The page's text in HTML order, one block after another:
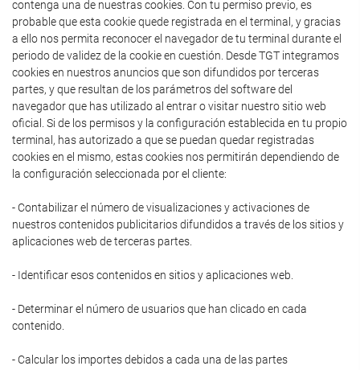
contenga una de nuestras cookies. Con tu permiso previo, es
probable que esta cookie quede registrada en el terminal, y gracias
a ello nos permita reconocer el navegador de tu terminal durante el
periodo de validez de la cookie en cuestión. Desde TGT integramos
cookies en nuestros anuncios que son difundidos por terceras
partes, y que resultan de los parámetros del software del
navegador que has utilizado al entrar o visitar nuestro sitio web
oficial. Si de los permisos y la configuración establecida en tu propio
terminal, has autorizado a que se puedan quedar registradas
cookies en el mismo, estas cookies nos permitirán dependiendo de
la configuración seleccionada por el cliente:
- Contabilizar el número de visualizaciones y activaciones de
nuestros contenidos publicitarios difundidos a través de los sitios y
aplicaciones web de terceras partes.
- Identificar esos contenidos en sitios y aplicaciones web.
- Determinar el número de usuarios que han clicado en cada
contenido.
- Calcular los importes debidos a cada una de las partes